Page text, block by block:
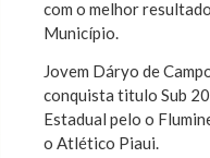
com o melhor
Município.
Jovem Dáryo de
conquista titulo Sub
Estadual pelo o
o Atlético Piaui.